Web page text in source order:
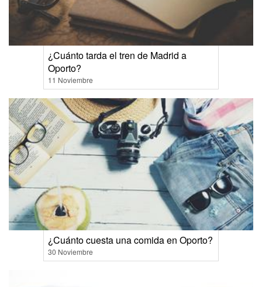
¿Cuánto tarda el tren de Madrid a
Oporto?
11 Noviembre
¿Cuánto cuesta una comida en Oporto?
30 Noviembre